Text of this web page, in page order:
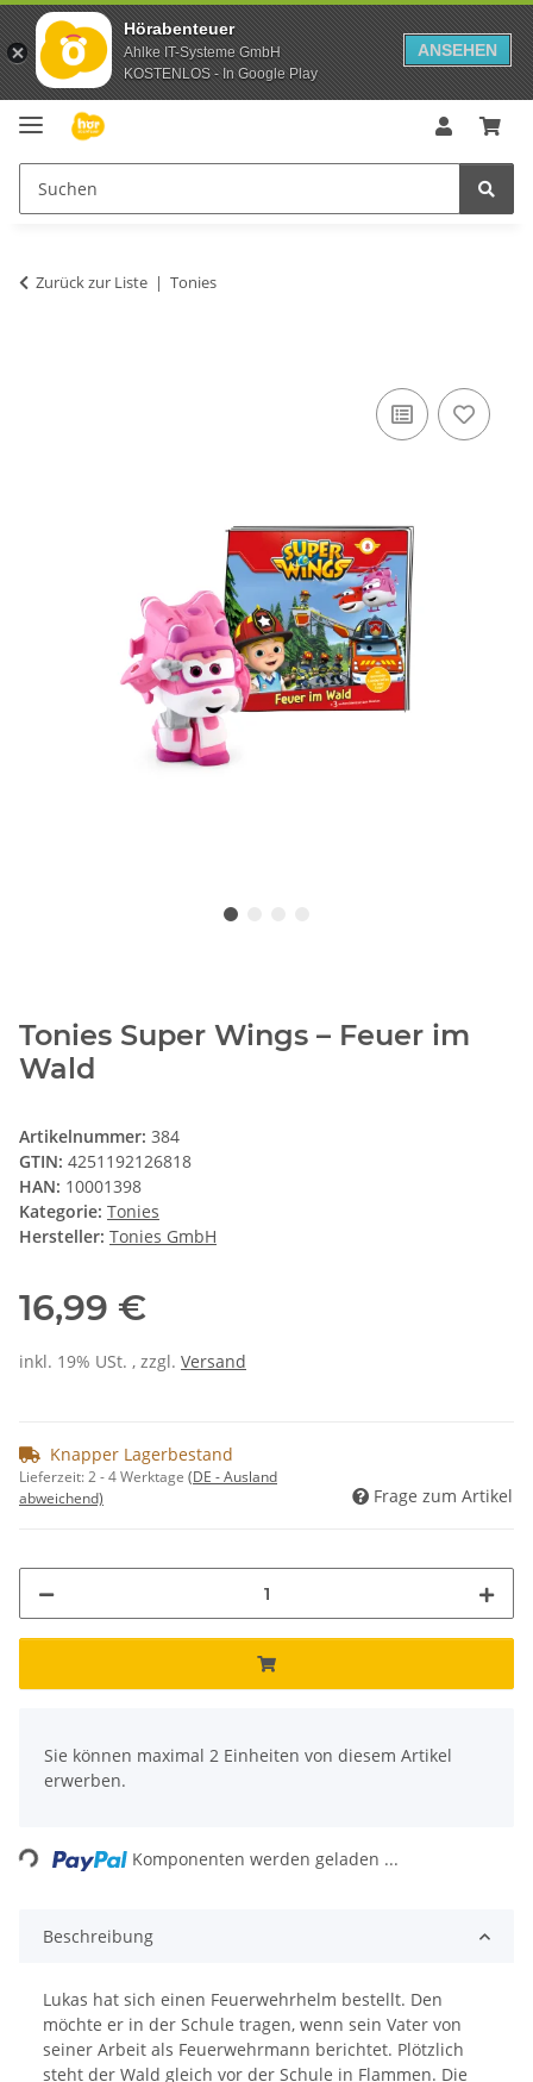
Hörabenteuer
Ahlke IT-Systeme GmbH
KOSTENLOS - In Google Play
ANSEHEN
Zurück zur Liste Tonies
Tonies Super Wings – Feuer im
Wald
Artikelnummer: 384
GTIN: 4251192126818
HAN: 10001398
Kategorie: Tonies
Hersteller: Tonies GmbH
16,99 €
inkl. 19% USt. , zzgl. Versand
Knapper Lagerbestand
Lieferzeit:2 - 4 Werktage (DE - Ausland
abweichend)
Frage zum Artikel
Sie können maximal 2 Einheiten von diesem Artikel
erwerben.
Komponenten werden geladen ...
Beschreibung
Lukas hat sich einen Feuerwehrhelm bestellt. Den
möchte er in der Schule tragen, wenn sein Vater von
seiner Arbeit als Feuerwehrmann berichtet. Plötzlich
steht der Wald gleich vor der Schule in Flammen. Die